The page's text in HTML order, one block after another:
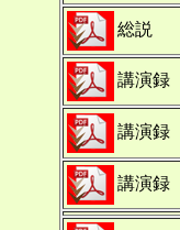
総説
講演録
講演録
講演録